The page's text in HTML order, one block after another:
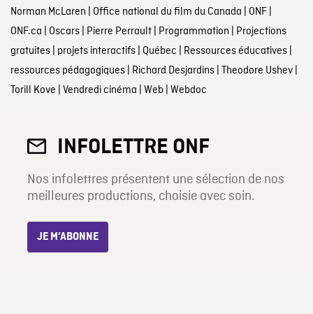
Norman McLaren Office national du film du Canada ONF|
ONF.ca Oscars| Pierre Perrault| Programmation Projections
gratuites| projets interactifs| Québec Ressources éducatives|
ressources pédagogiques| Richard Desjardins| Theodore Ushev|
Torill Kove Vendredi cinéma Web Webdoc
INFOLETTRE ONF
Nos infolettres présentent une sélection de nos
meilleures productions, choisie avec soin.
JE M’ABONNE